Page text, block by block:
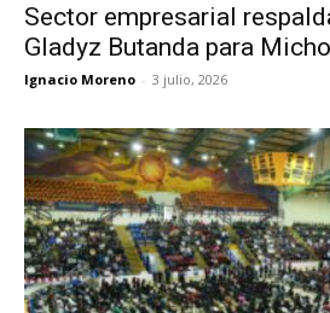
Sector empresarial
Gladyz Butanda para
Ignacio Moreno - 3 julio, 2026